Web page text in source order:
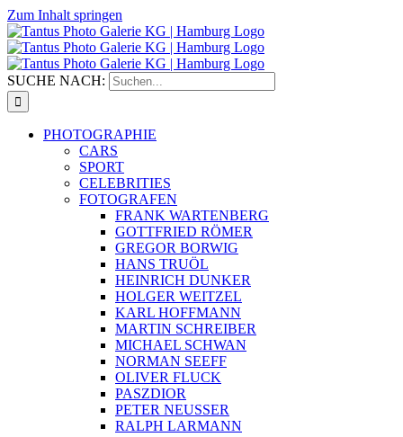
Zum Inhalt springen
SUCHE NACH:
PHOTOGRAPHIE
CARS
SPORT
CELEBRITIES
FOTOGRAFEN
FRANK WARTENBERG
GOTTFRIED RÖMER
GREGOR BORWIG
HANS TRUÖL
HEINRICH DUNKER
HOLGER WEITZEL
KARL HOFFMANN
MARTIN SCHREIBER
MICHAEL SCHWAN
NORMAN SEEFF
OLIVER FLUCK
PASZDIOR
PETER NEUSSER
RALPH LARMANN